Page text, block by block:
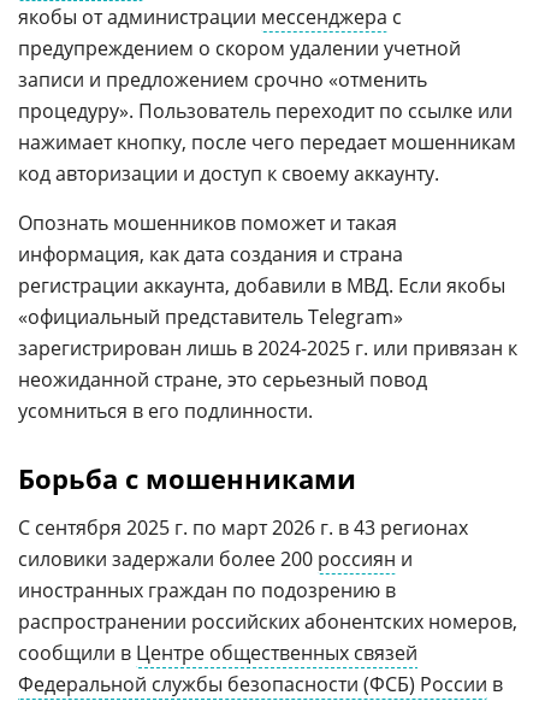
якобы от администрации мессенджера с
предупреждением о скором удалении учетной
записи и предложением срочно «отменить
процедуру». Пользователь переходит по ссылке или
нажимает кнопку, после чего передает мошенникам
код авторизации и доступ к своему аккаунту.
Опознать мошенников поможет и такая
информация, как дата создания и страна
регистрации аккаунта, добавили в МВД. Если якобы
«официальный представитель Telegram»
зарегистрирован лишь в 2024-2025 г. или привязан к
неожиданной стране, это серьезный повод
усомниться в его подлинности.
Борьба с мошенниками
С сентября 2025 г. по март 2026 г. в 43 регионах
силовики задержали более 200 россиян и
иностранных граждан по подозрению в
распространении российских абонентских номеров,
сообщили в Центре общественных связей
Федеральной службы безопасности (ФСБ) России в